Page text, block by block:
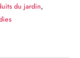
du jardin,